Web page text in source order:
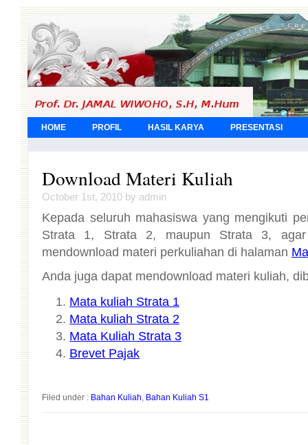
HOME PROFIL HASIL KARYA PRESENTASI
Download Materi Kuliah
October 1st, 2010 by admin
Kepada seluruh mahasiswa yang mengikuti
Strata 1, Strata 2, maupun Strata 3, agar
mendownload materi perkuliahan di halaman
Anda juga dapat mendownload materi kuliah,
Mata kuliah Strata 1
Mata kuliah Strata 2
Mata Kuliah Strata 3
Brevet Pajak
Filed under : Bahan Kuliah, Bahan Kuliah S1